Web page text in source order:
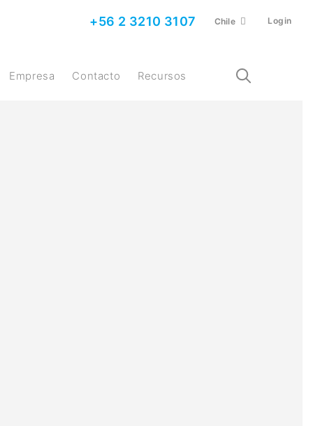
+56 2 3210 3107 Chile Login
Empresa Contacto Recursos